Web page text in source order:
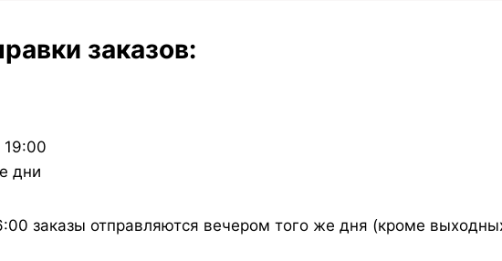
заказов:
19:00
дни
заказы отправляются вечером того же дня (кроме